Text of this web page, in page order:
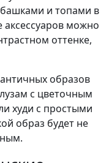
и топами в
аксессуаров можно
оттенке,
образов
с цветочным
худи с простыми
образ будет не